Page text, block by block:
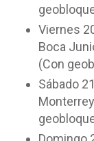
Viernes
Boca
(Con
Sábado